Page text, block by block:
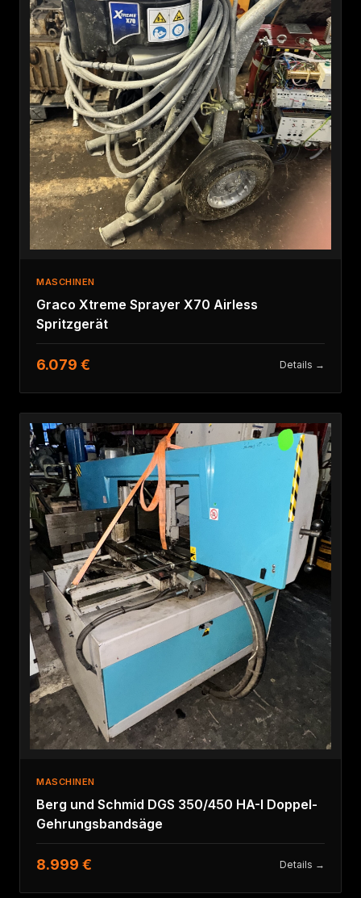
MASCHINEN
Graco Xtreme Sprayer X70 Airless
Spritzgerät
6.079 € Details →
MASCHINEN
Berg und Schmid DGS 350/450 HA-I Doppel-
Gehrungsbandsäge
8.999 € Details →